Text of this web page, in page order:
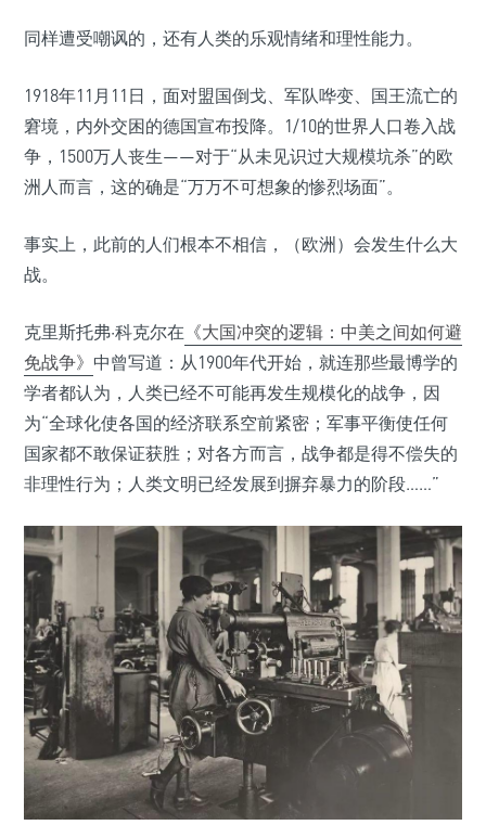
同样遭受嘲讽的，还有人类的乐观情绪和理性能力。
1918年11月11日，面对盟国倒戈、军队哗变、国王流亡的
窘境，内外交困的德国宣布投降。1/10的世界人口卷入战
争，1500万人丧生——对于“从未见识过大规模坑杀”的欧
洲人而言，这的确是“万万不可想象的惨烈场面”。
事实上，此前的人们根本不相信，（欧洲）会发生什么大
战。
克里斯托弗·科克尔在 《大国冲突的逻辑：中美之间如何避
免战争》 中曾写道：从1900年代开始，就连那些最博学的
学者都认为，人类已经不可能再发生规模化的战争，因
为“全球化使各国的经济联系空前紧密；军事平衡使任何
国家都不敢保证获胜；对各方而言，战争都是得不偿失的
非理性行为；人类文明已经发展到摒弃暴力的阶段……”